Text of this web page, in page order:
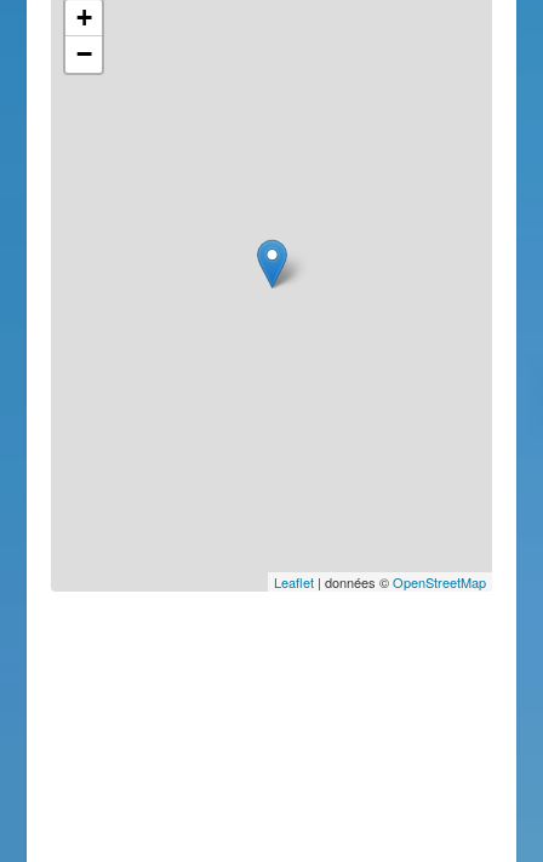
+
−
Leaflet| données ©OpenStreetMap